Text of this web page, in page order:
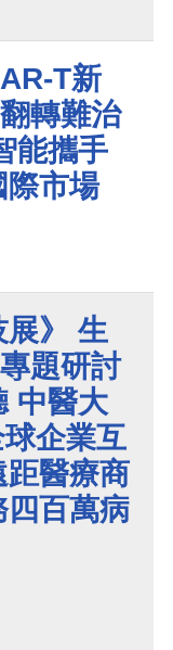
T新
轉難治
能攜手
際市場
展》 生
題研討
中醫大
企業互
醫療商
百萬病